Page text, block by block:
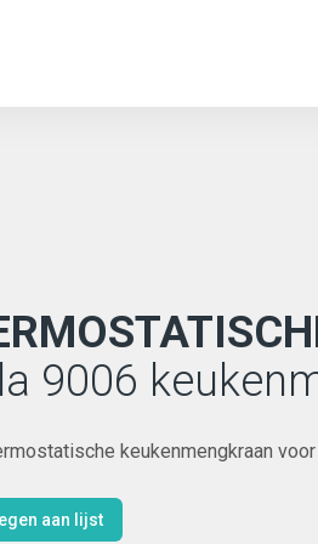
9006
keukenmengkraan
aan lijst